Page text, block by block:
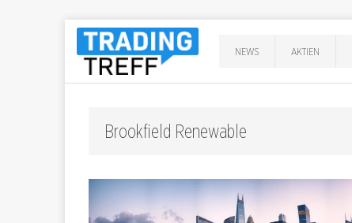
NEWS AKTIEN
Brookfield Renewable